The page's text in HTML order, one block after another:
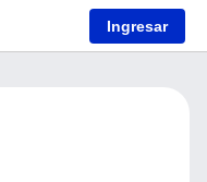
Ingresar